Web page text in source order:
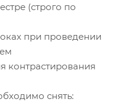
(строго по
при проведении
контрастирования
снять: